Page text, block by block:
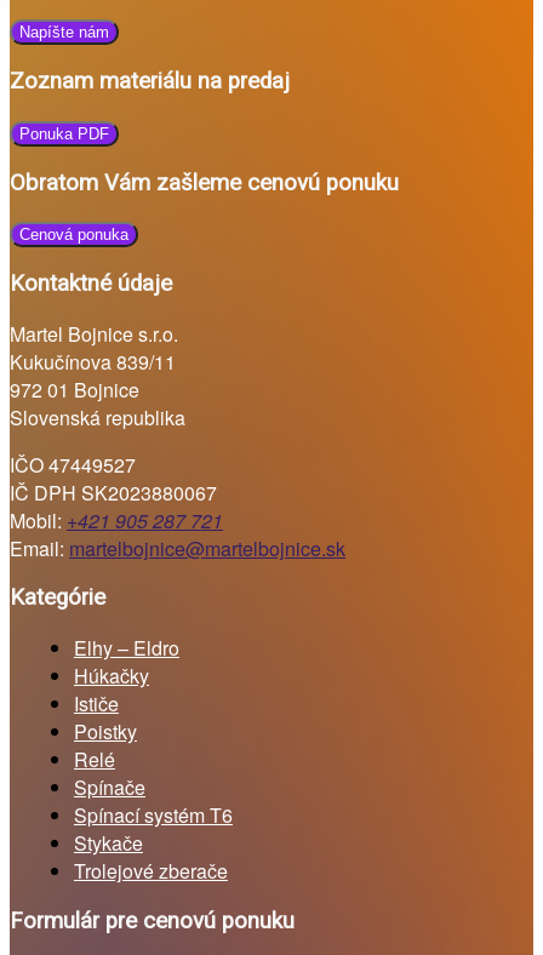
Napíšte nám
Zoznam materiálu na predaj
Ponuka PDF
Obratom Vám zašleme cenovú ponuku
Cenová ponuka
Kontaktné údaje
Martel Bojnice s.r.o.
Kukučínova 839/11
972 01 Bojnice
Slovenská republika
IČO 47449527
IČ DPH SK2023880067
Mobil: +421 905 287 721
Email: martelbojnice@martelbojnice.sk
Kategórie
Elhy – Eldro
Húkačky
Ističe
Poistky
Relé
Spínače
Spínací systém T6
Stykače
Trolejové zberače
Formulár pre cenovú ponuku